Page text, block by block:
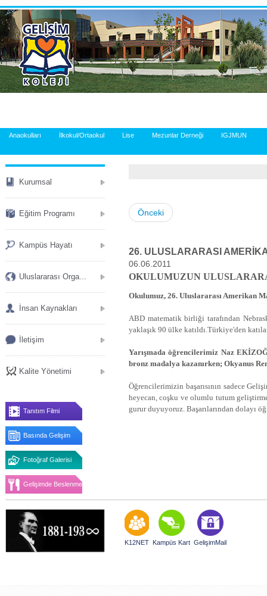
.
Anaokulları İlkokul/Ortaokul Lise Mezunlar Derneği IGJMUN
Kurumsal
Eğitim Programı
Kampüs Hayatı
Uluslararası Orga...
İnsan Kaynakları
İletişim
Kalite Yönetimi
Tanıtım Filmi
Basında Gelişim
Fotoğraf Galerisi
Gelişimde Beslenme
Önceki
26. ULUSLARARASI
06.06.2011
OKULUMUZUN
Okulumuz, 26. Uluslararası Amerikan
ABD matematik birliği tarafından
yaklaşık 90 ülke katıldı.Türkiye'den
Yarışmada öğrencilerimiz Naz
bronz madalya kazanırken; Okyanus
Öğrencilerimizin başarısının sadece
heyecan, coşku ve olumlu tutum
gurur duyuyoruz. Başarılarından dolayı
K12NET Kampüs Kart GelişimMail